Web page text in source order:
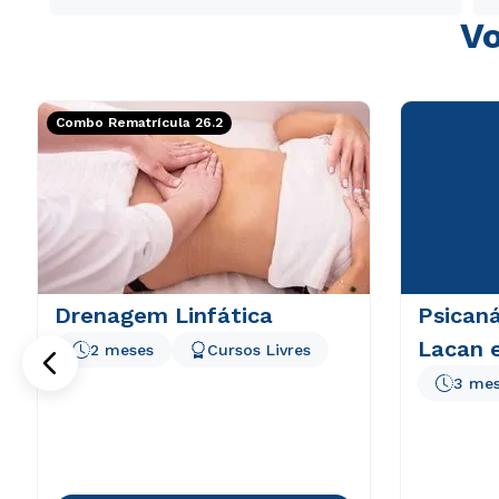
Combo Rematrícula 26.2
Drenagem Linfática
2 meses Cursos Livres
Lacan
3